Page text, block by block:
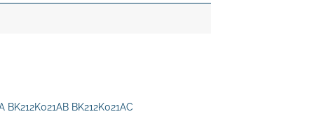
BK212K021AB BK212K021AC